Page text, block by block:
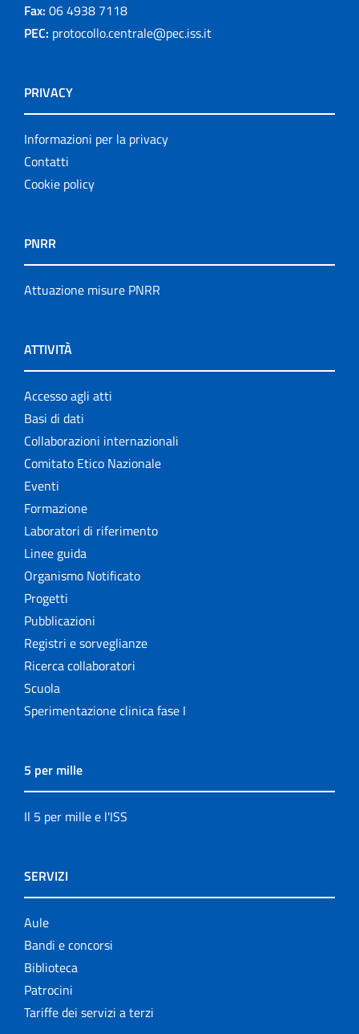
Fax: 06 4938 7118
PEC: protocollo.centrale@pec.iss.it
PRIVACY
Informazioni per la privacy
Contatti
Cookie policy
PNRR
Attuazione misure PNRR
ATTIVITÀ
Accesso agli atti
Basi di dati
Collaborazioni internazionali
Comitato Etico Nazionale
Eventi
Formazione
Laboratori di riferimento
Linee guida
Organismo Notificato
Progetti
Pubblicazioni
Registri e sorveglianze
Ricerca collaboratori
Scuola
Sperimentazione clinica fase I
5 per mille
Il 5 per mille e l'ISS
SERVIZI
Aule
Bandi e concorsi
Biblioteca
Patrocini
Tariffe dei servizi a terzi